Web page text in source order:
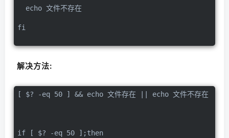
echo 文件不存在
fi
解决方法:
[ $? -eq 50 ] && echo 文件存在 || echo 文件不存在
if [ $? -eq 50 ];then